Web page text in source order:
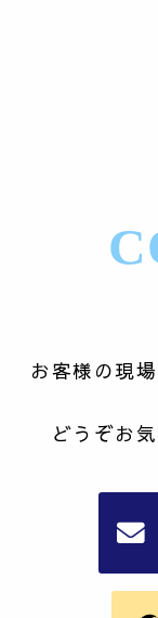
お客様の現
どうぞお